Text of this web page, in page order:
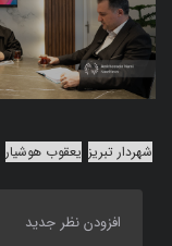
شهردار تبریز یعقوب هوشیار
افزودن نظر جدید